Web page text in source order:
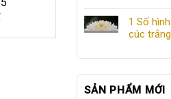
1 Số
cúc
SẢN PHẨM MỚI